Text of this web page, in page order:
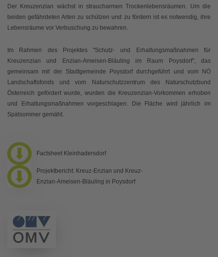
Der Kreuzenzian wächst in straucharmen Trockenlebensräumen. Um die
beiden gefährdeten Arten zu schützen und zu fördern ist es notwendig, ihre
Lebensräume vor Verbuschung zu bewahren.
Im Rahmen des Projektes "Schutz- und Erhaltungsmaßnahmen für
Kreuzenzian und Enzian-Ameisen-Bläuling im Raum Poysdorf", das
gemeinsam mit der Stadtgemeinde Poysdorf durchgeführt und vom NÖ
Landschaftsfonds und vom Naturschutzzentrum des Naturschutzbund
Österreich gefördert wurde, wurden die Kreuzenzian-Vorkommen erhoben
und Erhaltungsmaßnahmen vorgeschlagen. Die Fläche wird jährlich im
Spätsommer gemäht.
Factsheet Kleinhadersdorf
Projektbericht: Kreuz-Enzian und Kreuz-
Enzian-Ameisen-Bläuling in Poysdorf